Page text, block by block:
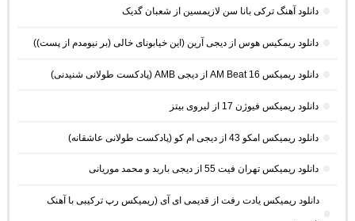
دانلود آهنگ ترکی بانا سن لازیمسین از شعبان گدیک
دانلود ریمکیس هوس از دیجی آرین (این خیابونای خالی (بر نیومدم از پست))
دانلود ریمیکس AM Beat 16 از دیجی AMB (پادکست طولانی شنیدنی)
دانلود ریمیکس فیوژن 17 از لیروی بیتز
دانلود ریمیکس امکو 43 از دیجی ام کو (پادکست طولانی عاشقانه)
دانلود ریمیکس تهران فیت 55 از دیجی باربد و محمد موریانی
دانلود ریمیکس یادت رفت از قدیمی ای آی (ریمیکس رپ ترکیبی با آهنک